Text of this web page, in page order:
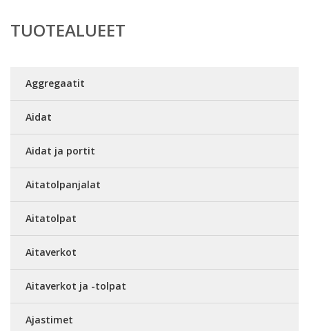
TUOTEALUEET
Aggregaatit
Aidat
Aidat ja portit
Aitatolpanjalat
Aitatolpat
Aitaverkot
Aitaverkot ja -tolpat
Ajastimet